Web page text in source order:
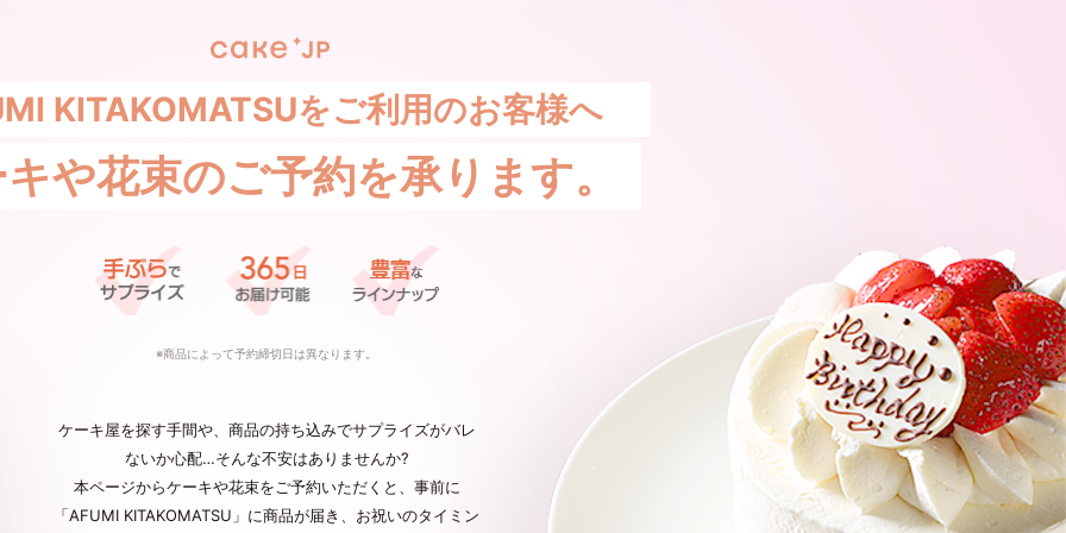
KITAKOMATSUをご利用のお客様へ
や花束のご予約を承ります。
※商品によって予約締切日は異なります。
ケーキ屋を探す手間や、商品の持ち込みでサプライズがバレ
ないか心配…そんな不安はありませんか?
本ページからケーキや花束をご予約いただくと、事前に
「AFUMI KITAKOMATSU」に商品が届き、お祝いのタイミン